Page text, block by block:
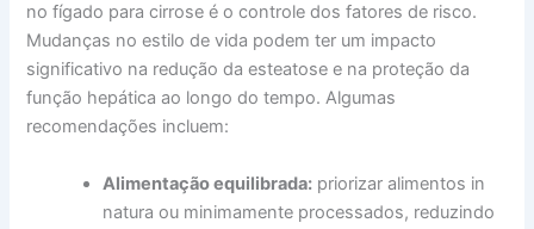
no fígado para cirrose é o controle dos fatores de risco.
Mudanças no estilo de vida podem ter um impacto
significativo na redução da esteatose e na proteção da
função hepática ao longo do tempo. Algumas
recomendações incluem:
Alimentação equilibrada: priorizar alimentos in
natura ou minimamente processados, reduzindo